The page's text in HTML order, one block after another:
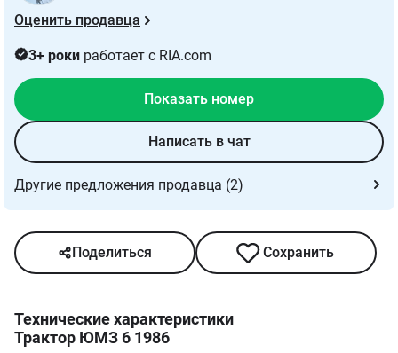
Оценить продавца
3+ роки работает с RIA.com
Показать номер
Написать в чат
Другие предложения продавца (2)
Поделиться Сохранить
Технические характеристики
Трактор ЮМЗ 6 1986